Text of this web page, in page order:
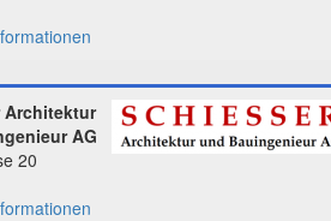
Architektur
AG
20